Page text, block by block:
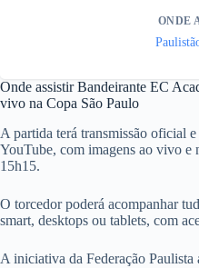
ONDE
Onde assistir Bandeirante EC
vivo na Copa São Paulo
A partida terá transmissão oficial
YouTube, com imagens ao vivo e
15h15.
O torcedor poderá acompanhar
smart, desktops ou tablets, com
A iniciativa da Federação